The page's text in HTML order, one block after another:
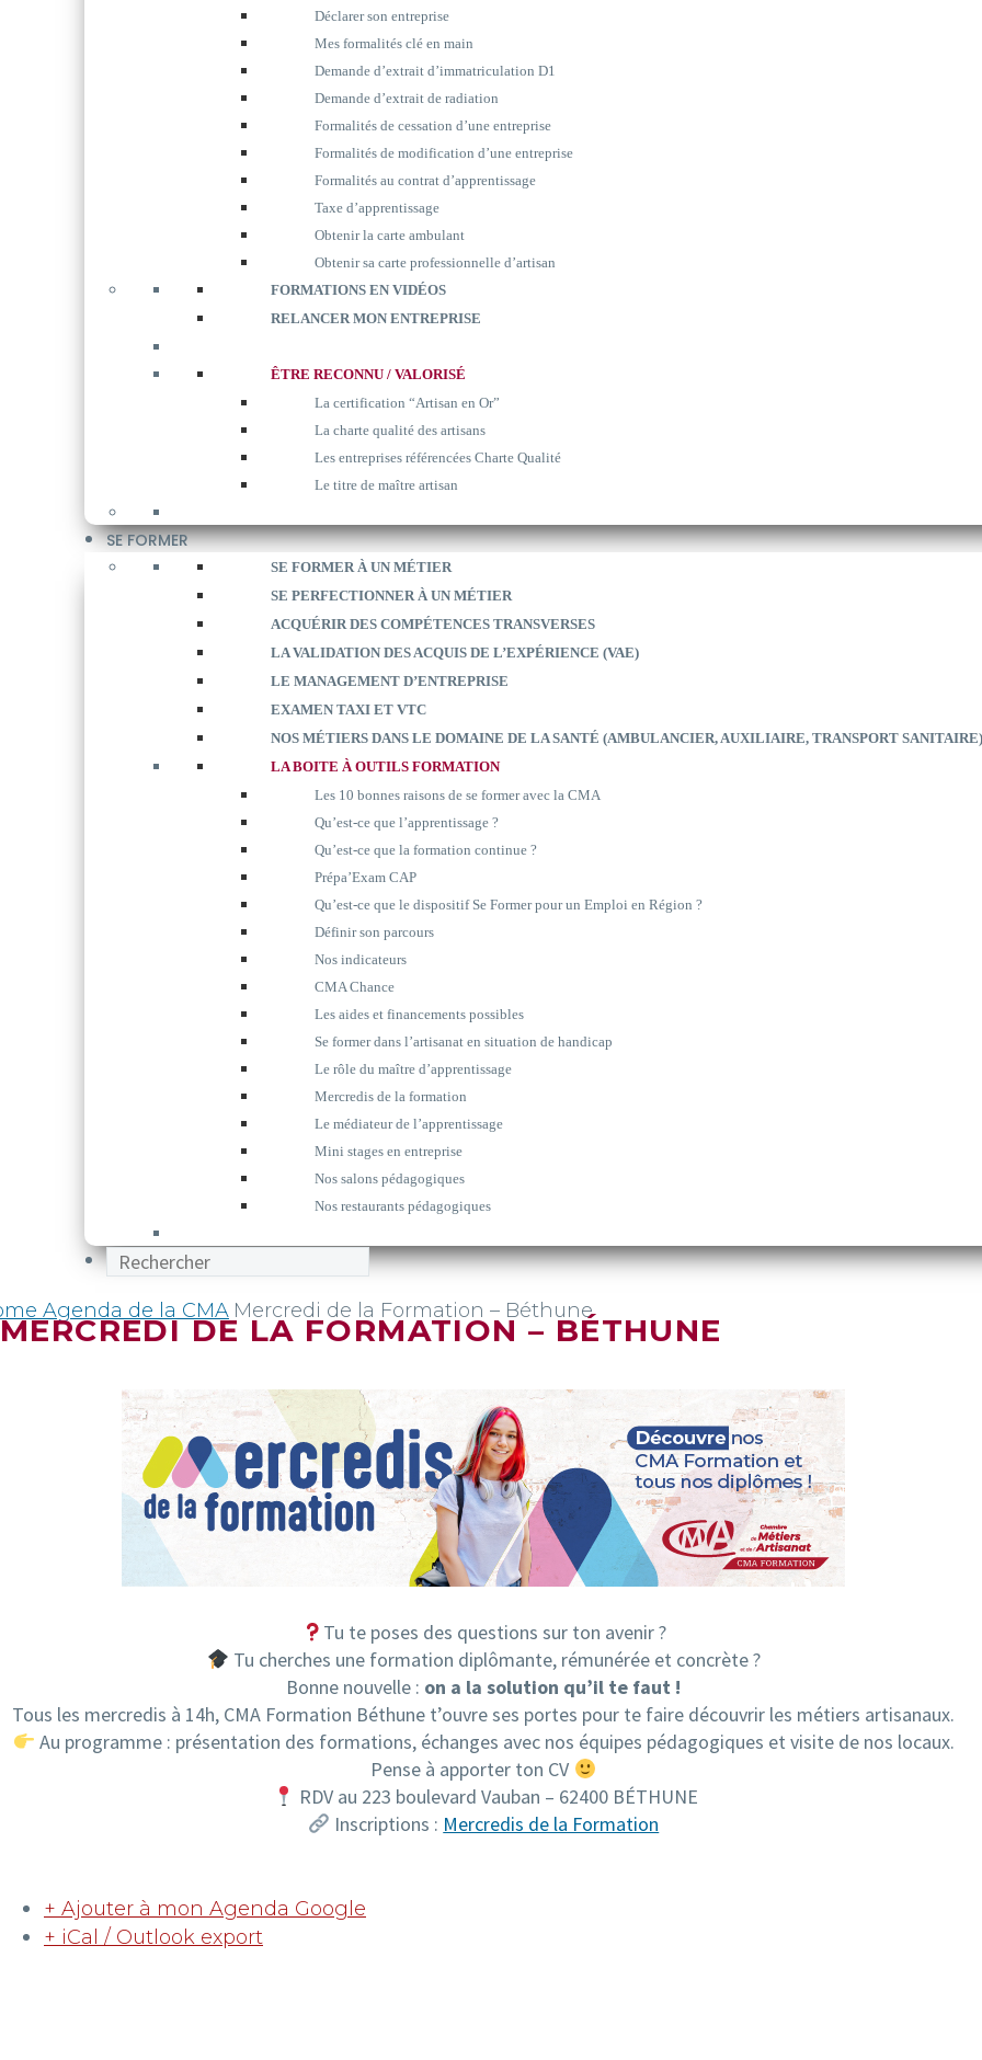
Déclarer son entreprise
Mes formalités clé en main
Demande d’extrait d’immatriculation D1
Demande d’extrait de radiation
Formalités de cessation d’une entreprise
Formalités de modification d’une entreprise
Formalités au contrat d’apprentissage
Taxe d’apprentissage
Obtenir la carte ambulant
Obtenir sa carte professionnelle d’artisan
FORMATIONS EN VIDÉOS
RELANCER MON ENTREPRISE
ÊTRE RECONNU / VALORISÉ
La certification “Artisan en Or”
La charte qualité des artisans
Les entreprises référencées Charte Qualité
Le titre de maître artisan
SE FORMER
SE FORMER À UN MÉTIER
SE PERFECTIONNER À UN MÉTIER
ACQUÉRIR DES COMPÉTENCES TRANSVERSES
LA VALIDATION DES ACQUIS DE L’EXPÉRIENCE (VAE)
LE MANAGEMENT D’ENTREPRISE
EXAMEN TAXI ET VTC
NOS MÉTIERS DANS LE DOMAINE DE LA SANTÉ (AMBULANCIER, AUXILIAIRE, TRANSPORT SANITAIRE)
LA BOITE À OUTILS FORMATION
Les 10 bonnes raisons de se former avec la CMA
Qu’est-ce que l’apprentissage ?
Qu’est-ce que la formation continue ?
Prépa’Exam CAP
Qu’est-ce que le dispositif Se Former pour un Emploi en Région ?
Définir son parcours
Nos indicateurs
CMA Chance
Les aides et financements possibles
Se former dans l’artisanat en situation de handicap
Le rôle du maître d’apprentissage
Mercredis de la formation
Le médiateur de l’apprentissage
Mini stages en entreprise
Nos salons pédagogiques
Nos restaurants pédagogiques
Agenda de la CMA Mercredi de la Formation – Béthune
MERCREDI DE LA FORMATION – BÉTHUNE
Tu te poses des questions sur ton avenir ?
Tu cherches une formation diplômante, rémunérée et concrète ?
Bonne nouvelle : on a la solution qu’il te faut !
Tous les mercredis à 14h, CMA Formation Béthune t’ouvre ses portes pour te faire découvrir les métiers artisanaux.
Au programme : présentation des formations, échanges avec nos équipes pédagogiques et visite de nos locaux.
Pense à apporter ton CV
RDV au 223 boulevard Vauban – 62400 BÉTHUNE
Inscriptions : Mercredis de la Formation
+ Ajouter à mon Agenda Google
+ iCal / Outlook export